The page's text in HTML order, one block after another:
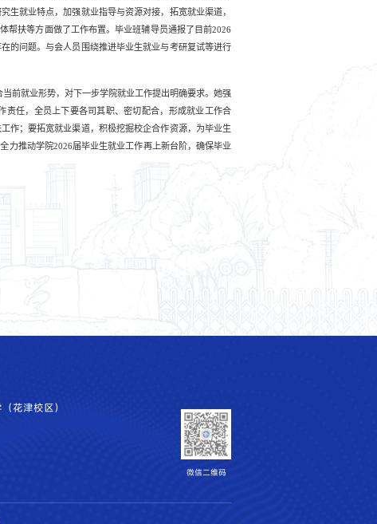
生就业特点，加强就业指导与资源对接，拓宽就业渠道，
帮扶等方面做了工作布置。毕业班辅导员通报了目前2026
的问题。与会人员围绕推进毕业生就业与考研复试等进行
前就业形势，对下一步学院就业工作提出明确要求。她强
任，全员上下要各司其职、密切配合，形成就业工作合
作；要拓宽就业渠道，积极挖掘校企合作资源，为毕业生
力推动学院2026届毕业生就业工作再上新台阶，确保毕业
花津校区）
微信二维码